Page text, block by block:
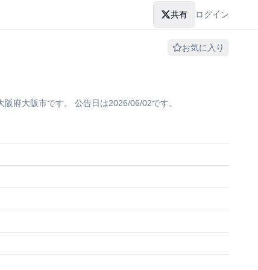
共有 ログイン
お気に入り
府大阪市です。 公告日は2026/06/02です。